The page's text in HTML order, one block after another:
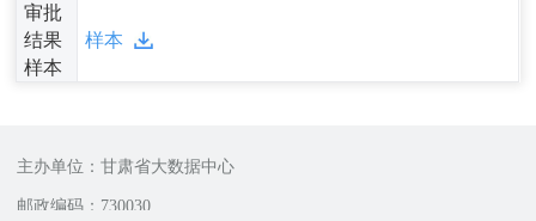
审批
结果
样本
样本
主办单位：甘肃省大数据中心
邮政编码：730030